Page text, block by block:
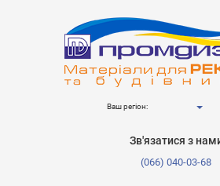
Ваш регіон:
Зв'язатися з
(066) 040-03-68